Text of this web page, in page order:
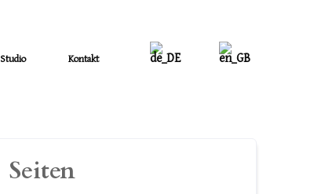
Studio Kontakt
Seiten